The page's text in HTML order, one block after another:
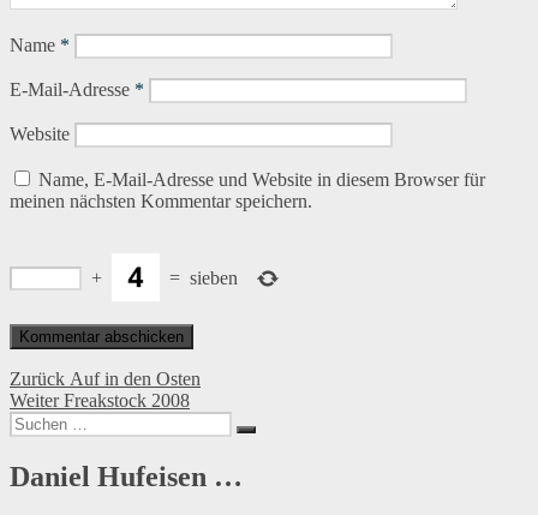
Name *
E-Mail-Adresse *
Website
Name, E-Mail-Adresse und Website in diesem Browser für
meinen nächsten Kommentar speichern.
+ = sieben
Beitragsnavigation
Zurück Vorheriger
Beitrag:
Auf in den Osten
Weiter Nächster
Beitrag:
Freakstock 2008
Suchen
nach:
Suchen
Daniel Hufeisen …